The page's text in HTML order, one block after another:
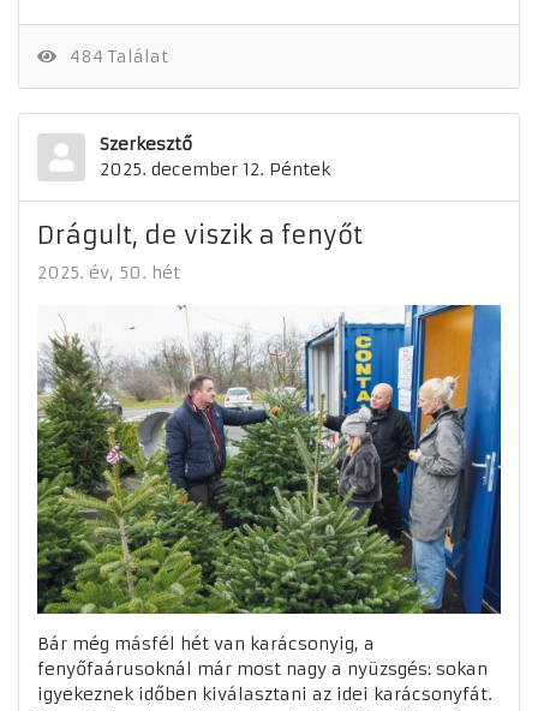
484 Találat
Szerkesztő
2025. december 12. Péntek
Drágult, de viszik a fenyőt
2025. év 50. hét
Bár még másfél hét van karácsonyig, a
fenyőfaárusoknál már most nagy a nyüzsgés: sokan
igyekeznek időben kiválasztani az idei karácsonyfát.